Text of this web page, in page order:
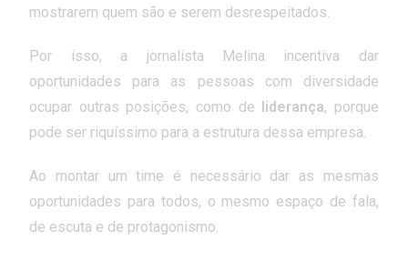
mostrarem quem são e serem desrespeitados.
Por isso, a jornalista Melina incentiva dar
oportunidades para as pessoas com diversidade
ocupar outras posições, como de liderança, porque
pode ser riquíssimo para a estrutura dessa empresa.
Ao montar um time é necessário dar as mesmas
oportunidades para todos, o mesmo espaço de fala,
de escuta e de protagonismo.